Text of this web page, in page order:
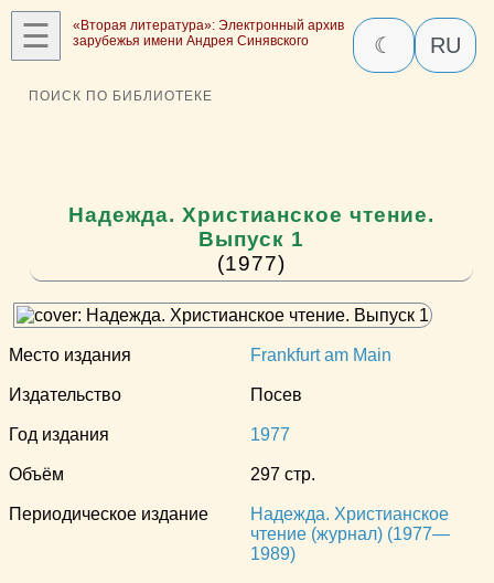
☰
«Вторая литература»: Электронный архив
зарубежья имени Андрея Синявского
☾ RU
ПОИСК ПО БИБЛИОТЕКЕ
Надежда. Христианское чтение.
Выпуск 1
(1977)
Место издания Frankfurt am Main
Издательство Посев
Год издания 1977
Объём 297 стр.
Периодическое издание
Надежда. Христианское
чтение (журнал) (1977—
1989)